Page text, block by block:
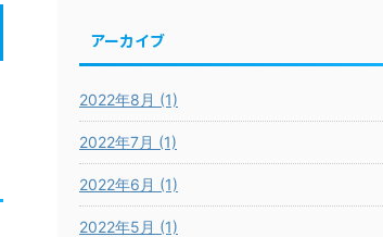
アーカイブ
2022年8月 (1)
2022年7月 (1)
2022年6月 (1)
2022年5月 (1)